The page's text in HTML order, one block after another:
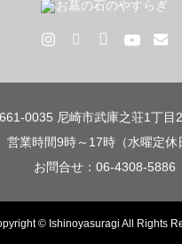
0035 尼崎市武庫之荘1丁目
営業時間9時～17時（水曜定休
お問合せ：06-4308-5886
© Ishinoyasuragi All Rights